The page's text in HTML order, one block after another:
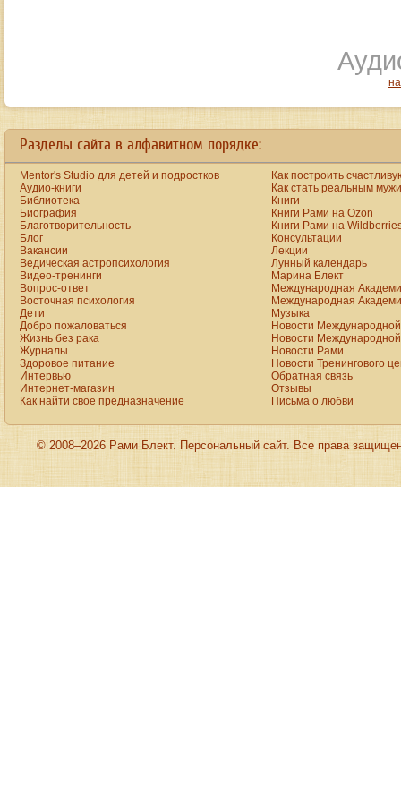
Разделы сайта в алфавитном порядке:
Mentor's Studio для детей и подростков
Аудио-книги
Библиотека
Биография
Благотворительность
Блог
Вакансии
Ведическая астропсихология
Видео-тренинги
Вопрос-ответ
Восточная психология
Дети
Добро пожаловаться
Жизнь без рака
Журналы
Здоровое питание
Интервью
Интернет-магазин
Как найти свое предназначение
Как построить
Как стать реальным
Книги
Книги Рами на Ozon
Книги Рами на
Консультации
Лекции
Лунный календарь
Марина Блект
Международная
Международная
Музыка
Новости
Новости
Новости Рами
Новости Тренингового
Обратная связь
Отзывы
Письма о любви
© 2008–2026 Рами Блект. Персональный сайт. Все права